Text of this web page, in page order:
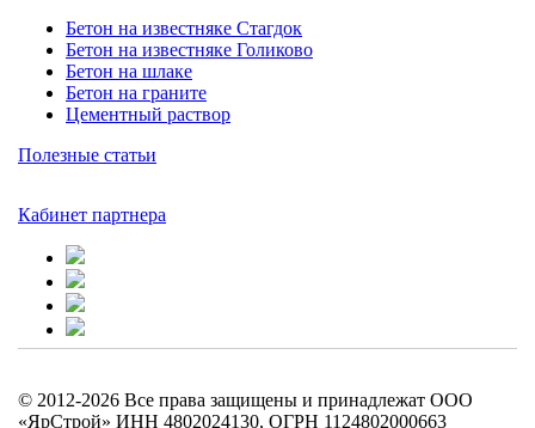
Бетон на известняке Стагдок
Бетон на известняке Голиково
Бетон на шлаке
Бетон на граните
Цементный раствор
Полезные статьи
Кабинет партнера
© 2012-2026 Все права защищены и принадлежат ООО
«ЯрСтрой» ИНН 4802024130, ОГРН 1124802000663